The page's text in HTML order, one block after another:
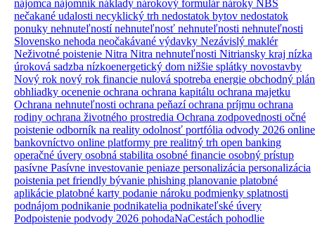
nájomca nájomník náklady nárokový formulárnároky NBS
nečakané udalosti necyklický trh nedostatok bytov nedostatok
ponuky nehnuteľnostínehnuteľnosť nehnuteľnosti nehnuteľnosti
Slovensko nehoda neočakávané výdavky Nezávislý maklér
Neživotné poistenie Nitra Nitra nehnuteľnosti Nitriansky kraj nízka
úroková sadzba nízkoenergetický dom nižšie splátky novostavby
Nový rok nový rok financie nulová spotreba energie obchodný plán
obhliadky ocenenie ochrana ochrana kapitálu ochrana majetku
Ochrana nehnuteľnosti ochrana peňazíochrana príjmu ochrana
rodiny ochrana životného prostredia Ochrana zodpovednosti očné
poistenie odborník na reality odolnosť portfólia odvody 2026 online
bankovníctvo online platformy pre realitný trh open banking
operačné úvery osobná stabilita osobné financie osobný prístup
pasívne Pasívne investovanie peniaze personalizácia personalizácia
poistenia pet friendly bývanie phishing planovanie platobné
aplikácie platobné karty podanie nároku podmienky splatnosti
podnájom podnikanie podnikatelia podnikateľské úvery
Podpoistenie podvody 2026 pohodaNaCestách pohodlie